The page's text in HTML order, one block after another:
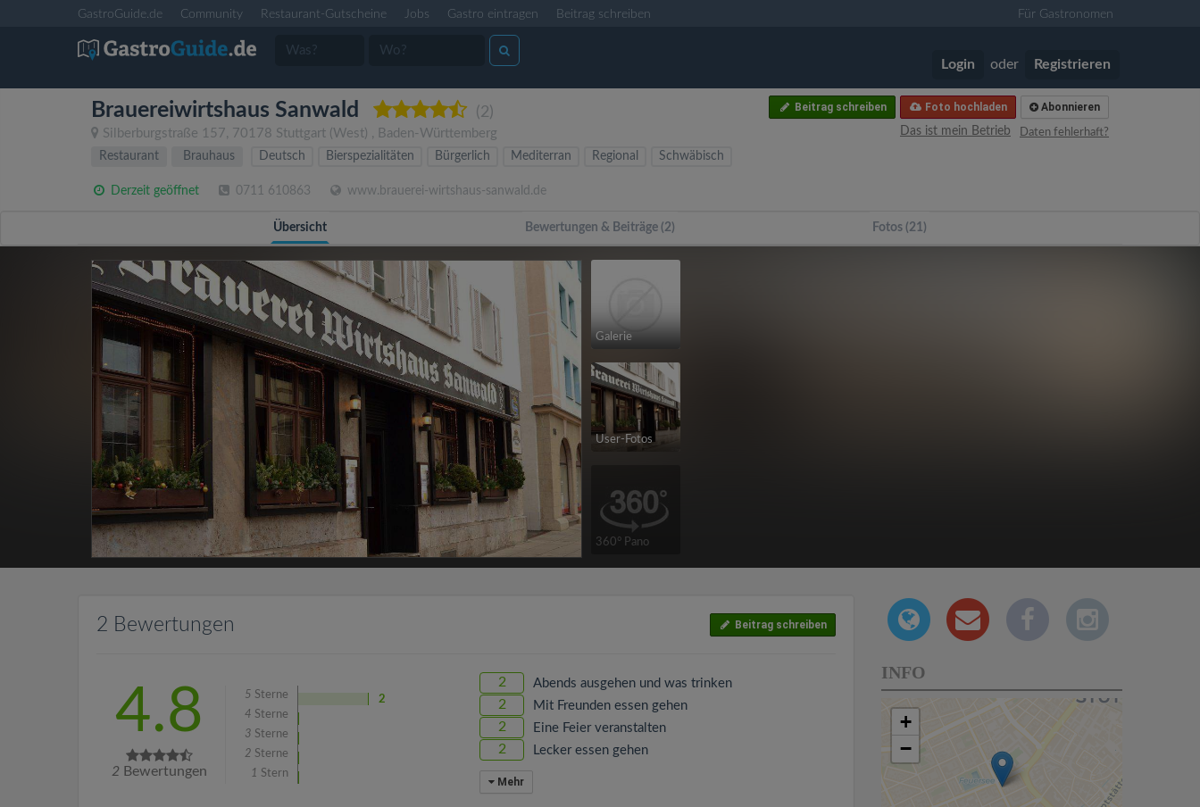
GastroGuide.de Community Restaurant-Gutscheine Jobs Gastro eintragen Beitrag schreiben Für Gastronomen
Login oder Registrieren
Brauereiwirtshaus Sanwald (2)
Silberburgstraße 157, 70178 Stuttgart (West) , Baden-Württemberg
Abonnieren
Foto hochladen
Beitrag schreiben
Daten fehlerhaft?
Das ist mein Betrieb
Restaurant
Brauhaus Deutsch Bierspezialitäten Bürgerlich Mediterran Regional Schwäbisch
Derzeit geöffnet 0711 610863 www.brauerei-wirtshaus-sanwald.de
Übersicht Bewertungen & Beiträge (2) Fotos (21)
Galerie
User-Fotos
360° Pano
2 Bewertungen Beitrag schreiben
4.8
2 Bewertungen
5 Sterne
2
4 Sterne
3 Sterne
2 Sterne
1 Stern
2 Abends ausgehen und was trinken
2 Mit Freunden essen gehen
2 Eine Feier veranstalten
2 Lecker essen gehen
Mehr
INFO
+
−